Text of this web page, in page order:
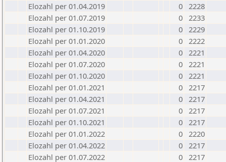
Elozahl per 01.04.2019
0 2228
Elozahl per 01.07.2019
0 2233
Elozahl per 01.10.2019
0 2229
Elozahl per 01.01.2020
0 2222
Elozahl per 01.04.2020
0 2221
Elozahl per 01.07.2020
0 2221
Elozahl per 01.10.2020
0 2221
Elozahl per 01.01.2021
0 2217
Elozahl per 01.04.2021
0 2217
Elozahl per 01.07.2021
0 2217
Elozahl per 01.10.2021
0 2217
Elozahl per 01.01.2022
0 2220
Elozahl per 01.04.2022
0 2217
Elozahl per 01.07.2022
0 2217